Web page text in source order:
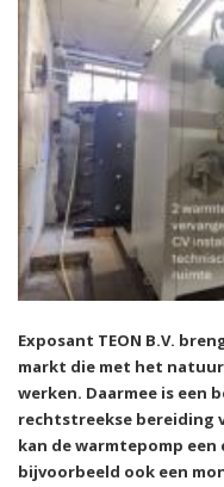
Exposant TEON B.V.
markt die met het
werken. Daarmee is een
rechtstreekse bereiding
kan de warmtepomp een
bijvoorbeeld ook een